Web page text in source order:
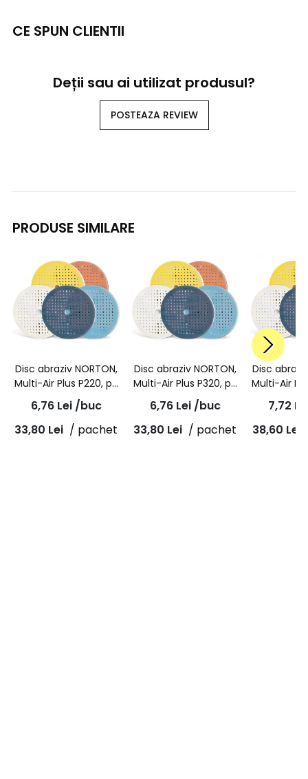
CE SPUN CLIENTII
Deții sau ai utilizat produsul?
POSTEAZA REVIEW
PRODUSE SIMILARE
Disc abraziv NORTON,
Multi-Air Plus P220, pe
burete, rosu, A975,
150mm
6,76 Lei /buc
33,80 Lei / pachet
Disc abraziv NORTON,
Multi-Air Plus P320, pe
burete, portocaliu,
A975, 150mm
6,76 Lei /buc
33,80 Lei / pachet
Disc
Multi-Air
A975,
7,72
38,60 Lei